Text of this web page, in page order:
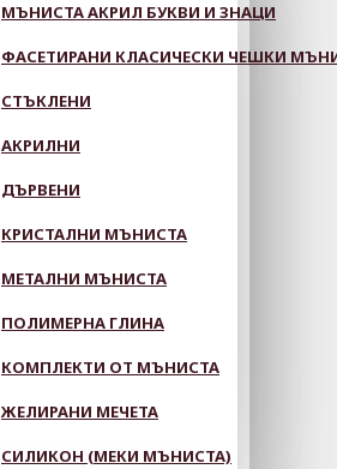
МЪНИСТА АКРИЛ БУКВИ И ЗНАЦИ
ФАСЕТИРАНИ КЛАСИЧЕСКИ ЧЕШКИ
СТЪКЛЕНИ
АКРИЛНИ
ДЪРВЕНИ
КРИСТАЛНИ МЪНИСТА
МЕТАЛНИ МЪНИСТА
ПОЛИМЕРНА ГЛИНА
КОМПЛЕКТИ ОТ МЪНИСТА
ЖЕЛИРАНИ МЕЧЕТА
СИЛИКОН (МЕКИ МЪНИСТА)